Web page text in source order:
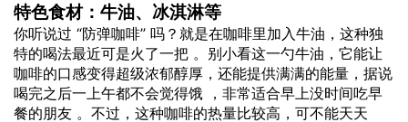
特色食材：牛油、冰淇淋等
你听说过 “防弹咖啡” 吗？就是在咖啡里加入牛油，这种独
特的喝法最近可是火了一把 。别小看这一勺牛油，它能让
咖啡的口感变得超级浓郁醇厚，还能提供满满的能量，据说
喝完之后一上午都不会觉得饿 ，非常适合早上没时间吃早
餐的朋友 。不过，这种咖啡的热量比较高，可不能天天